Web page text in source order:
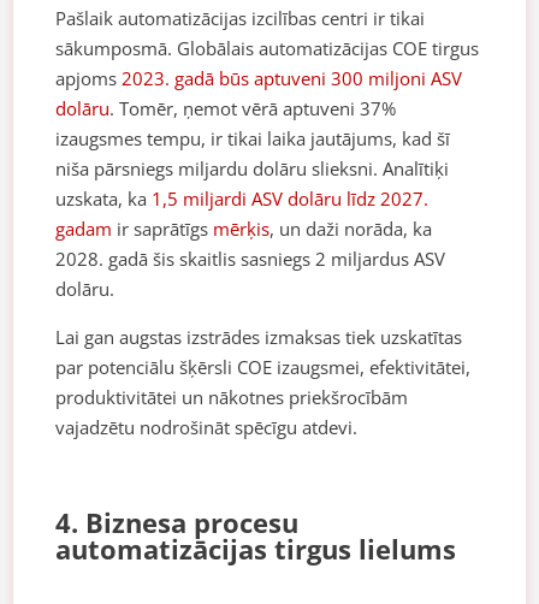
Pašlaik automatizācijas izcilības centri ir tikai
sākumposmā. Globālais automatizācijas COE tirgus
apjoms 2023. gadā būs aptuveni 300 miljoni ASV
dolāru. Tomēr, ņemot vērā aptuveni 37%
izaugsmes tempu, ir tikai laika jautājums, kad šī
niša pārsniegs miljardu dolāru slieksni. Analītiķi
uzskata, ka 1,5 miljardi ASV dolāru līdz 2027.
gadam ir saprātīgs mērķis, un daži norāda, ka
2028. gadā šis skaitlis sasniegs 2 miljardus ASV
dolāru.
Lai gan augstas izstrādes izmaksas tiek uzskatītas
par potenciālu šķērsli COE izaugsmei, efektivitātei,
produktivitātei un nākotnes priekšrocībām
vajadzētu nodrošināt spēcīgu atdevi.
4. Biznesa procesu
automatizācijas tirgus lielums